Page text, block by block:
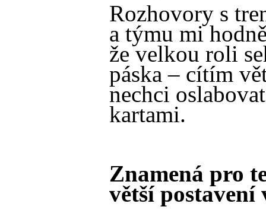
Rozhovory s
a týmu mi
že velkou roli
páska – cítím
nechci
kartami.
Znamená pro
větší postavení